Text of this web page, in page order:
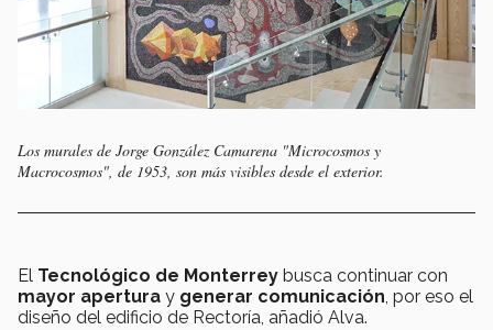
Los murales de Jorge González Camarena "Microcosmos y
Macrocosmos", de 1953, son más visibles desde el exterior.
El Tecnológico de Monterrey busca continuar con
mayor apertura y generar comunicación, por eso el
diseño del edificio de Rectoría, añadió Alva.